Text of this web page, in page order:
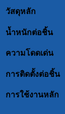
วัสดุหลัก
น้ำหนักต่อชิ้น
ความโดดเด่น
การติดตั้งต่อชิ้น
การใช้งานหลัก